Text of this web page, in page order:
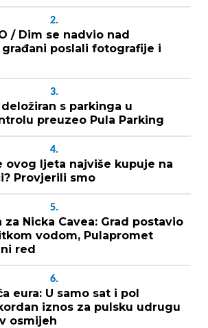
2.
/ Dim se nadvio nad
poslali fotografije i
3.
s parkinga u
preuzeo Pula Parking
4.
ovog ljeta najviše kupuje na
Provjerili smo
5.
za Nicka Cavea: Grad postavio
vodom, Pulapromet
red
6.
eura: U samo sat i pol
iznos za pulsku udrugu
osmijeh